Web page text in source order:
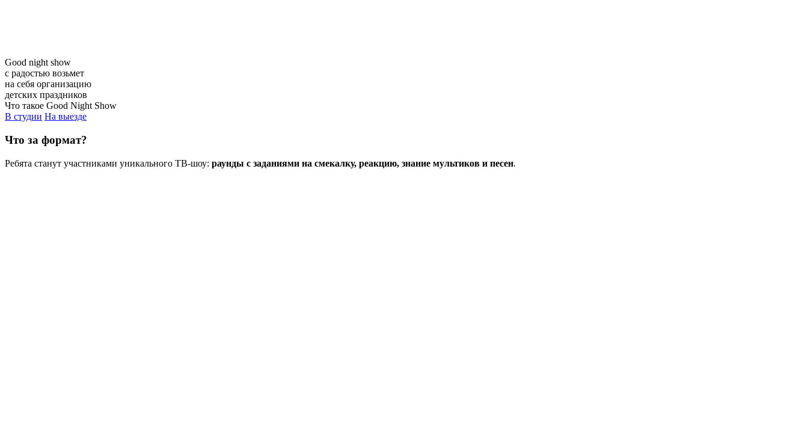
Good night show
с радостью возьмет
на себя организацию
детских праздников
Что такое Good Night Show
В студии На выезде
Что за формат?
Ребята станут участниками уникального ТВ-шоу: раунды с заданиями на смекалку, реакцию, знание мультиков и песен.